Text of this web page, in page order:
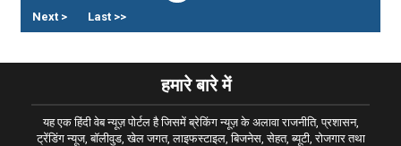
Next >
Last >>
हमारे बारे में
यह एक हिंदी वेब न्यूज़ पोर्टल है जिसमें ब्रेकिंग न्यूज़ के अलावा राजनीति, प्रशासन,
ट्रेंडिंग न्यूज, बॉलीवुड, खेल जगत, लाइफस्टाइल, बिजनेस, सेहत, ब्यूटी, रोजगार तथा